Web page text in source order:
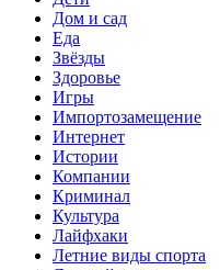
Дом и сад
Еда
Звёзды
Здоровье
Игры
Импортозамещение
Интернет
Истории
Компании
Криминал
Культура
Лайфхаки
Летние виды спорта